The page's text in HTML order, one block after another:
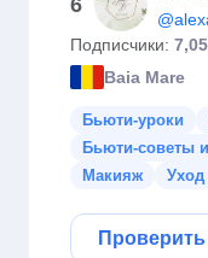
6
Подписчики:
Baia Mare
Бьюти-уроки
Бьюти-советы
Макияж
Уход